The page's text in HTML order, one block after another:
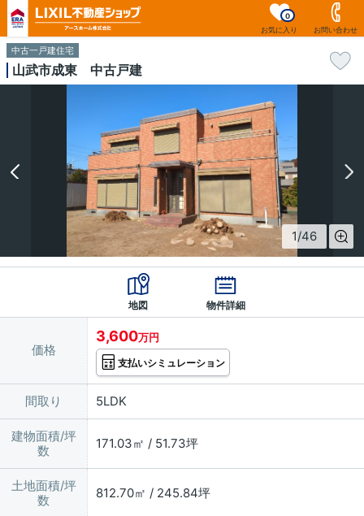
お気に入り
0
お問い合わせ
中古一戸建住宅
山武市成東 中古戸建
1/46
地図 物件詳細
価格
3,600万円
支払いシミュレーション
間取り 5LDK
建物面積/坪
数
171.03㎡ / 51.73坪
土地面積/坪
数
812.70㎡ / 245.84坪